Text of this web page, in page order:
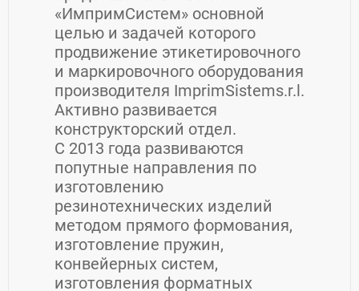
«ИмпримСистем» основной
целью и задачей которого
продвижение этикетировочного
и маркировочного оборудования
производителя ImprimSistems.r.l.
Активно развивается
конструкторский отдел.
С 2013 года развиваются
попутные направления по
изготовлению
резинотехнических изделий
методом прямого формования,
изготовление пружин,
конвейерных систем,
изготовления форматных